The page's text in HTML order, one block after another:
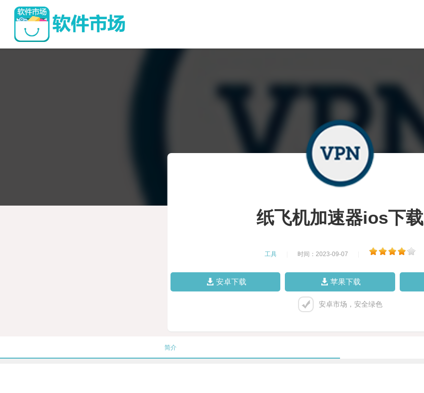
纸飞机加速器ios下载
工具 时间：2023-09-07
安卓下载 苹果下载
安卓市场，安全绿色
简介